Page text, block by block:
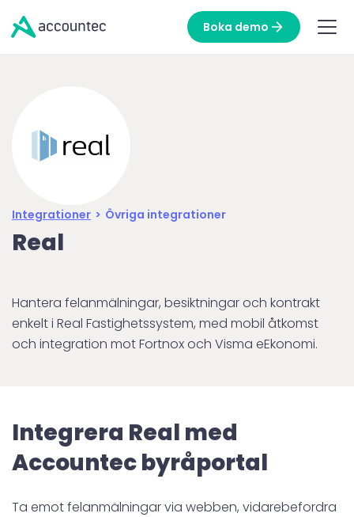
Boka demo
Integrationer > Övriga integrationer
Real
Hantera felanmälningar, besiktningar och kontrakt
enkelt i Real Fastighetssystem, med mobil åtkomst
och integration mot Fortnox och Visma eEkonomi.
Integrera Real med
Accountec byråportal
Ta emot felanmälningar via webben, vidarebefordra